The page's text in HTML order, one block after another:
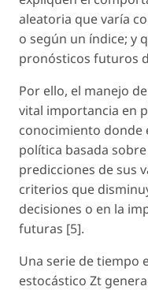
aleatoria que varía
o según un índice; y
pronósticos futuros
Por ello, el manejo
vital importancia en
conocimiento donde
política basada
predicciones de sus
criterios que
decisiones o en la
futuras [5].
Una serie de tiempo
estocástico Zt